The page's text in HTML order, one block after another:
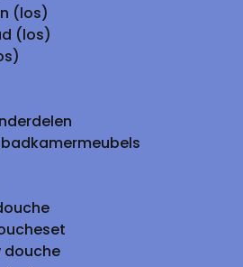
(los)
(los)
douche